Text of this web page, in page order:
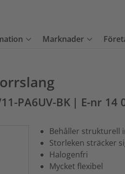
Marknader
PA6UV-BK | E-nr 14
Behåller strukturell
Storleken sträcker
Halogenfri
Mycket flexibel